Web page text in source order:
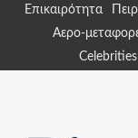
Επικαιρότητα
Αερο-
Celebrities